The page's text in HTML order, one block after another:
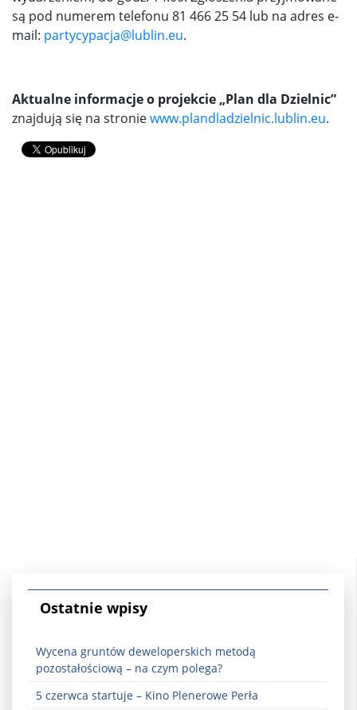
są pod numerem telefonu 81 466 25 54 lub na adres e-
mail: partycypacja@lublin.eu.
Aktualne informacje o projekcie „Plan dla Dzielnic”
znajdują się na stroniewww.plandladzielnic.lublin.eu.
Ostatnie wpisy
Wycena gruntów deweloperskich metodą
pozostałościową – na czym polega?
5 czerwca startuje – Kino Plenerowe Perła